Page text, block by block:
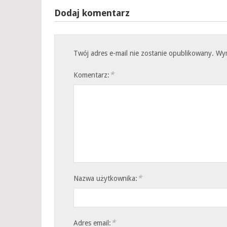
Dodaj komentarz
Twój adres e-mail nie zostanie opublikowany.
Komentarz: *
Nazwa użytkownika: *
Adres email: *